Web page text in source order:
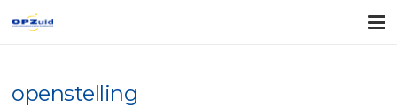
openstelling